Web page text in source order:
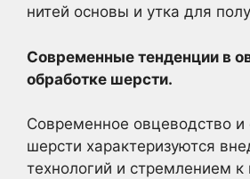
нитей основы и утка для
Современные тенденции в
обработке шерсти.
Современное овцеводство и
шерсти характеризуются
технологий и стремлением